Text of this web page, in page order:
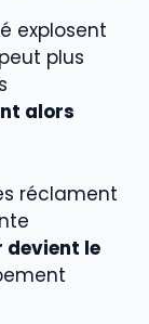
explosent
plus
alors
réclament
devient le